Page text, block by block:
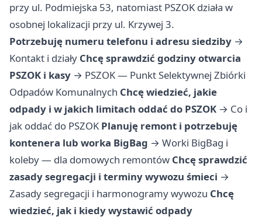
przy ul. Podmiejska 53, natomiast PSZOK działa w
osobnej lokalizacji przy ul. Krzywej 3.
Potrzebuję numeru telefonu i adresu siedziby →
Kontakt i działy Chcę sprawdzić godziny otwarcia
PSZOK i kasy → PSZOK — Punkt Selektywnej Zbiórki
Odpadów Komunalnych Chcę wiedzieć, jakie
odpady i w jakich limitach oddać do PSZOK → Co i
jak oddać do PSZOK Planuję remont i potrzebuję
kontenera lub worka BigBag → Worki BigBag i
koleby — dla domowych remontów Chcę sprawdzić
zasady segregacji i terminy wywozu śmieci →
Zasady segregacji i harmonogramy wywozu Chcę
wiedzieć, jak i kiedy wystawić odpady